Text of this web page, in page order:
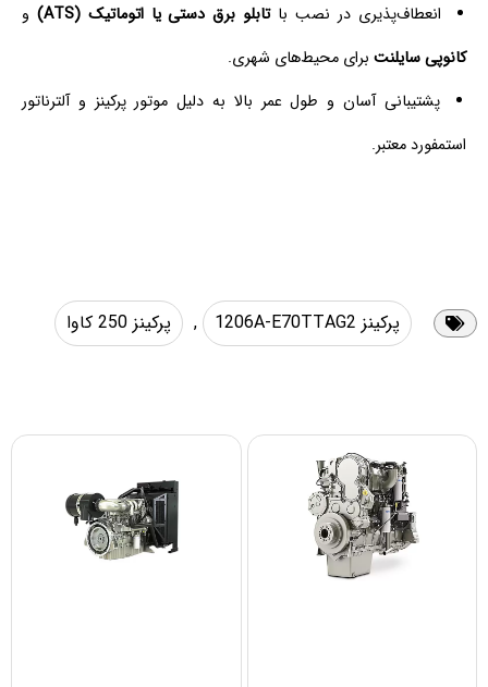
انعطاف‌پذیری در نصب باتابلو برق دستی یا اتوماتیک (ATS)
و
کانوپی سایلنت برای محیط‌های شهری.
پشتیبانی آسان و طول عمر بالا به دلیل موتور پرکینز و آلترناتور
استمفورد معتبر.
پرکینز 1206A-E70TTAG2 , پرکینز 250 کاوا